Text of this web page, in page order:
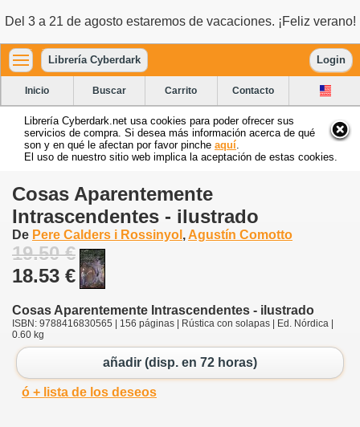
Del 3 a 21 de agosto estaremos de vacaciones. ¡Feliz verano!
Librería Cyberdark Login
Inicio Buscar Carrito Contacto
Librería Cyberdark.net usa cookies para poder ofrecer sus
servicios de compra. Si desea más información acerca de qué
son y en qué le afectan por favor pinche aquí
El uso de nuestro sitio web implica la aceptación de estas cookies.
Cosas Aparentemente
Intrascendentes - ilustrado
De Pere Calders i Rossinyol , Agustín Comotto
19.50 €
18.53 €
Cosas Aparentemente Intrascendentes - ilustrado
ISBN: 9788416830565 | 156 páginas | Rústica con solapas | Ed. Nórdica |
0.60 kg
añadir (disp. en 72 horas)
ó + lista de los deseos